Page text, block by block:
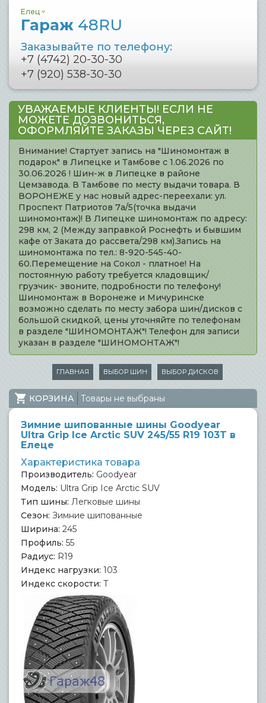
Елец
Гараж 48RU
Заказывайте по телефону:
+7 (4742) 20-30-30
+7 (920) 538-30-30
УВАЖАЕМЫЕ КЛИЕНТЫ! ЕСЛИ НЕ
МОЖЕТЕ ДОЗВОНИТЬСЯ,
ОФОРМЛЯЙТЕ ЗАКАЗЫ ЧЕРЕЗ САЙТ!
Внимание! Стартует запись на "Шиномонтаж в
подарок" в Липецке и Тамбове с 1.06.2026 по
30.06.2026 ! Шин-ж в Липецке в районе
Цемзавода. В Тамбове по месту выдачи товара. В
ВОРОНЕЖЕ у нас новый адрес-переехали: ул.
Проспект Патриотов 7а/5(точка выдачи
шиномонтаж)! В Липецке шиномонтаж по адресу:
298 км, 2 (Между заправкой Роснефть и бывшим
кафе от Заката до рассвета/298 км).Запись на
шиномонтажа по тел.: 8-920-545-40-
60.Перемещение на Сокол - платное! На
постоянную работу требуется кладовщик/
грузчик- звоните, подробности по телефону!
Шиномонтаж в Воронеже и Мичуринске
возможно сделать по месту забора шин/дисков с
большой скидкой, цены уточняйте по телефонам
в разделе "ШИНОМОНТАЖ"! Телефон для записи
указан в разделе "ШИНОМОНТАЖ"!
ГЛАВНАЯ ВЫБОР ШИН ВЫБОР ДИСКОВ
КОРЗИНА Товары не выбраны
Зимние шипованные шины Goodyear
Ultra Grip Ice Arctic SUV 245/55 R19 103T в
Елеце
Характеристика товара
Производитель: Goodyear
Модель: Ultra Grip Ice Arctic SUV
Тип шины: Легковые шины
Сезон: Зимние шипованные
Ширина: 245
Профиль: 55
Радиус: R19
Индекс нагрузки: 103
Индекс скорости: T